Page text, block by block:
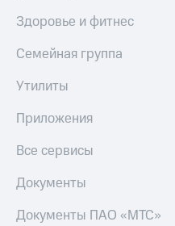
Здоровье и фитнес
Семейная группа
Утилиты
Приложения
Все сервисы
Документы
Документы ПАО «МТС»